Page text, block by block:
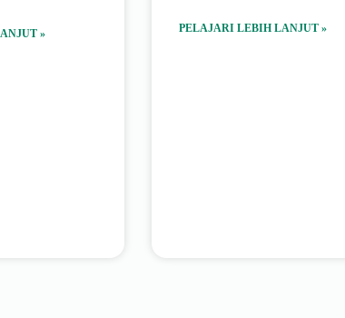
» PELAJARI LEBIH LANJUT »